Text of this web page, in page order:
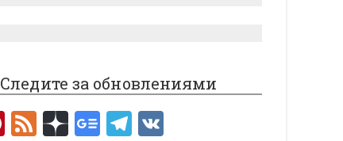
Следите за обновлениями
Pi F